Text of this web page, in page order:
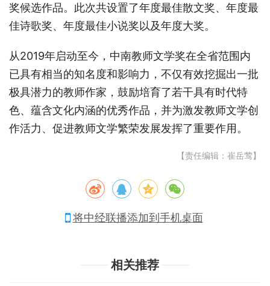
奖候选作品。此次共设置了年度最佳散文奖、年度最
佳诗歌奖、年度最佳小说奖以及年度大奖。
从2019年启动至今，中南教师文学奖在全省范围内
已具有相当的知名度和影响力，不仅有效挖掘出一批
极具潜力的教师作家，鼓励培育了若干具有时代特
色、蕴含文化内涵的优秀作品，并为激发教师文学创
作活力、促进教师文学繁荣发展发挥了重要作用。
【责任编辑：崔岳莺】
将中经联播添加到手机桌面
相关推荐